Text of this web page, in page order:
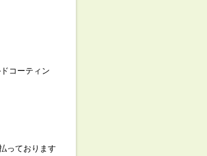
ーティン
っております